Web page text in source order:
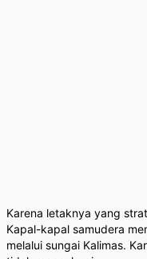
Karena letaknya yang
Kapal-kapal samudera
melalui sungai Kalimas.